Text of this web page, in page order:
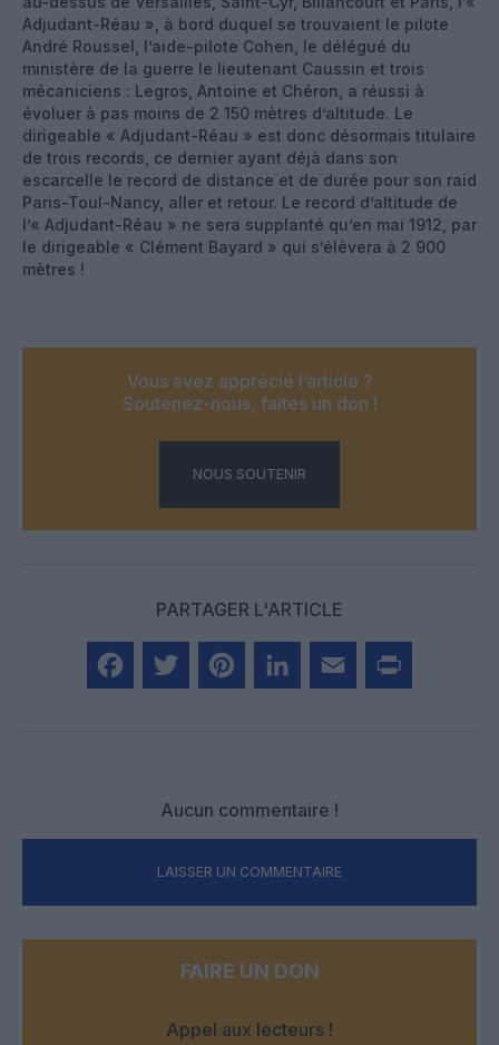
Adjudant-Réau », à bord duquel se trouvaient le pilote
André Roussel, l’aide-pilote Cohen, le délégué du
ministère de la guerre le lieutenant Caussin et trois
mécaniciens : Legros, Antoine et Chéron, a réussi à
évoluer à pas moins de 2 150 mètres d’altitude. Le
dirigeable « Adjudant-Réau » est donc désormais titulaire
de trois records, ce dernier ayant déjà dans son
escarcelle le record de distance et de durée pour son raid
Paris-Toul-Nancy, aller et retour. Le record d’altitude de
l’« Adjudant-Réau » ne sera supplanté qu’en mai 1912, par
le dirigeable « Clément Bayard » qui s’élèvera à 2 900
mètres !
Vous avez apprécié l’article ?
Soutenez-nous, faites un don !
NOUS SOUTENIR
PARTAGER L'ARTICLE
Aucun commentaire !
LAISSER UN COMMENTAIRE
FAIRE UN DON
Appel aux lecteurs !